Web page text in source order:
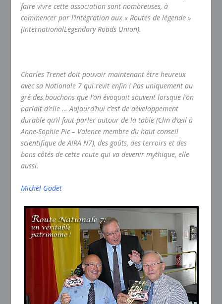
faire vivre cette association sont nombreuses, à
commencer par l’intégration aux « Routes de légende »
(InternationalLegendary Roads Union).
Charles Trenet doit pouvoir maintenant être heureux
avec sa Nationale 7 qui revit enfin ! Pas uniquement au
gré des bouchons que l’on évoquait souvent lorsque l’on
parlait d’elle … Aujourd’hui c’est de développement
durable qu’il faut parler autour de la table (Clin d’œil à
Anne-Sophie Pic – Valence membre du haut conseil
scientifique de AIRA N7), des goûts, des terroirs et des
bons côtés de cette route qui va devenir mythique, elle
aussi.
Michel Godet